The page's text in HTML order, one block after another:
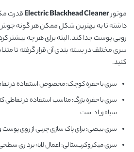
موتورElectric Blackhead Cleaner
داشته تا به بهترین شکل ممکن هر گونه جوش،
سری مختلف در بسته بندی آن قرار گرفته تا
کنید.
سری با حفره کوچک: مخصوص استفاده در
سری با حفره بزرگ: مناسب استفاده در نقاطی
سیاه زیاد است
سری بیضی: برای پاک سازی چربی از روی
سری میکروکریستالی: اعمال لایه برداری